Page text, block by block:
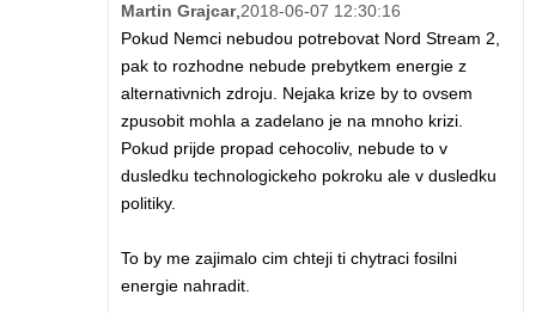
Martin Grajcar,2018-06-07 12:30:16
Pokud Nemci nebudou potrebovat Nord Stream 2,
pak to rozhodne nebude prebytkem energie z
alternativnich zdroju. Nejaka krize by to ovsem
zpusobit mohla a zadelano je na mnoho krizi.
Pokud prijde propad cehocoliv, nebude to v
dusledku technologickeho pokroku ale v dusledku
politiky.
To by me zajimalo cim chteji ti chytraci fosilni
energie nahradit.